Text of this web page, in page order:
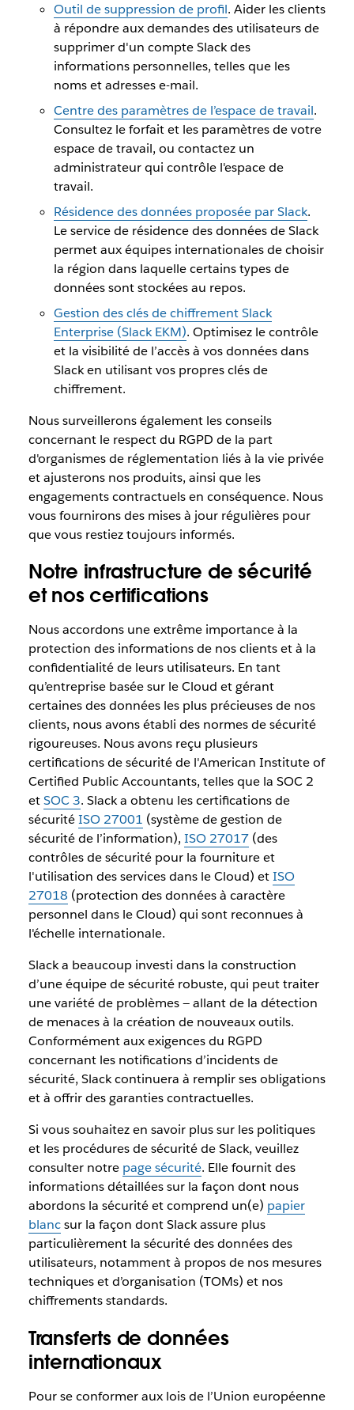
Outil de suppression de profil. Aider les clients
à répondre aux demandes des utilisateurs de
supprimer d'un compte Slack des
informations personnelles, telles que les
noms et adresses e-mail.
Centre des paramètres de l’espace de travail.
Consultez le forfait et les paramètres de votre
espace de travail, ou contactez un
administrateur qui contrôle l'espace de
travail.
Résidence des données proposée par Slack.
Le service de résidence des données de Slack
permet aux équipes internationales de choisir
la région dans laquelle certains types de
données sont stockées au repos.
Gestion des clés de chiffrement Slack
Enterprise (Slack EKM). Optimisez le contrôle
et la visibilité de l’accès à vos données dans
Slack en utilisant vos propres clés de
chiffrement.
Nous surveillerons également les conseils
concernant le respect du RGPD de la part
d'organismes de réglementation liés à la vie privée
et ajusterons nos produits, ainsi que les
engagements contractuels en conséquence. Nous
vous fournirons des mises à jour régulières pour
que vous restiez toujours informés.
Notre infrastructure de sécurité
et nos certifications
Nous accordons une extrême importance à la
protection des informations de nos clients et à la
confidentialité de leurs utilisateurs. En tant
qu’entreprise basée sur le Cloud et gérant
certaines des données les plus précieuses de nos
clients, nous avons établi des normes de sécurité
rigoureuses. Nous avons reçu plusieurs
certifications de sécurité de l'American Institute of
Certified Public Accountants, telles que la SOC 2
etSOC 3. Slack a obtenu les certifications de
sécuritéISO 27001 (système de gestion de
sécurité de l’information), ISO 27017(des
contrôles de sécurité pour la fourniture et
l'utilisation des services dans le Cloud) etISO
27018 (protection des données à caractère
personnel dans le Cloud) qui sont reconnues à
l'échelle internationale.
Slack a beaucoup investi dans la construction
d’une équipe de sécurité robuste, qui peut traiter
une variété de problèmes — allant de la détection
de menaces à la création de nouveaux outils.
Conformément aux exigences du RGPD
concernant les notifications d’incidents de
sécurité, Slack continuera à remplir ses obligations
et à offrir des garanties contractuelles.
Si vous souhaitez en savoir plus sur les politiques
et les procédures de sécurité de Slack, veuillez
consulter notre page sécurité. Elle fournit des
informations détaillées sur la façon dont nous
abordons la sécurité et comprend un(e) papier
blancsur la façon dont Slack assure plus
particulièrement la sécurité des données des
utilisateurs, notamment à propos de nos mesures
techniques et d’organisation (TOMs) et nos
chiffrements standards.
Transferts de données
internationaux
Pour se conformer aux lois de l’Union européenne